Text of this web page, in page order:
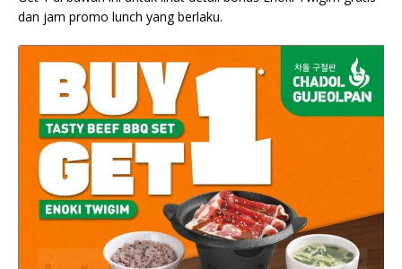
dan jam promo lunch yang berlaku.